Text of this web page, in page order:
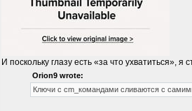
И поскольку глазу есть «за что ухватиться»,
Orion9 wrote:
Ключи с cm_командами сливаются с